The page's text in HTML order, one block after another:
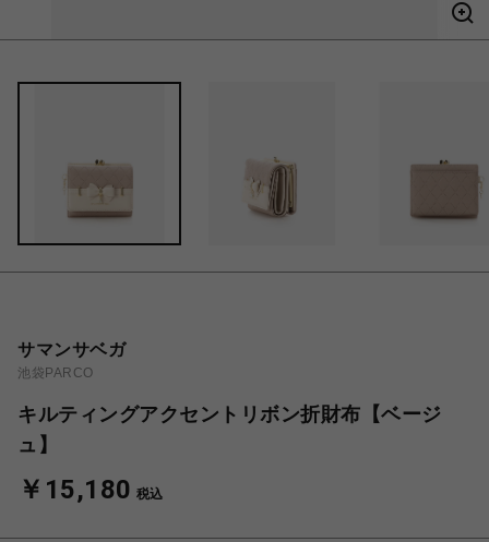
サマンサベガ
池袋PARCO
キルティングアクセントリボン折財布【ベージ
ュ】
￥15,180 税込